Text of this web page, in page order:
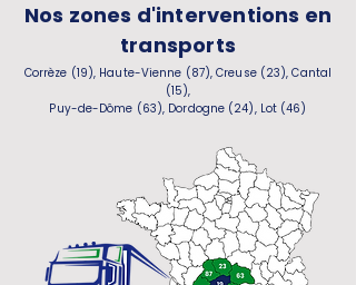
Nos zones d'interventions en
transports
Corrèze (19), Haute-Vienne (87), Creuse (23), Cantal
(15),
Puy-de-Dôme (63), Dordogne (24), Lot (46)